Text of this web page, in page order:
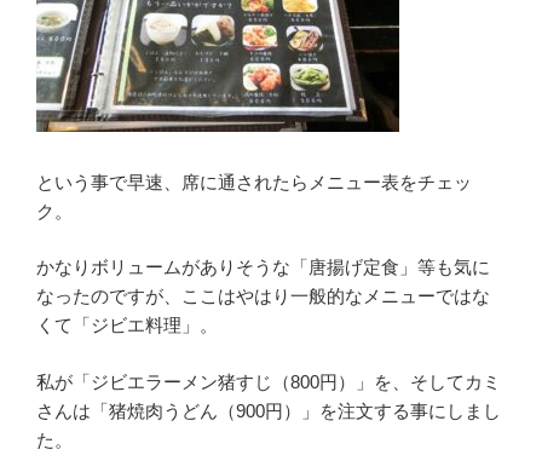
という事で早速、席に通されたらメニュー表をチェッ
ク。
かなりボリュームがありそうな「唐揚げ定食」等も気に
なったのですが、ここはやはり一般的なメニューではな
くて「ジビエ料理」。
私が「ジビエラーメン猪すじ（800円）」を、そしてカミ
さんは「猪焼肉うどん（900円）」を注文する事にしまし
た。